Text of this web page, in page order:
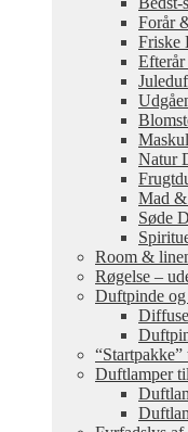
Forår
Friske
Natur
Mad
Søde
Room &
Røgelse –
Duftpinde
Duftlamper